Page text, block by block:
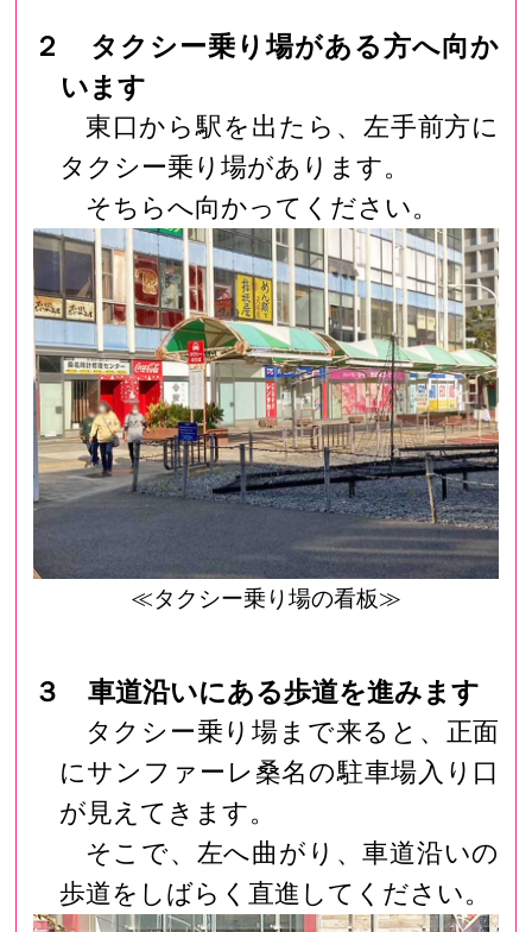
２ タクシー乗り場がある方へ向か
います
東口から駅を出たら、左手前方に
タクシー乗り場があります。
そちらへ向かってください。
≪タクシー乗り場の看板≫
３ 車道沿いにある歩道を進みます
タクシー乗り場まで来ると、正面
にサンファーレ桑名の駐車場入り口
が見えてきます。
そこで、左へ曲がり、車道沿いの
歩道をしばらく直進してください。